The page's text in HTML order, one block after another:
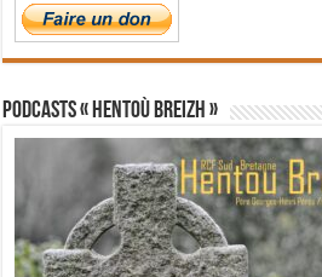
PODCASTS « Hentoù Breizh »